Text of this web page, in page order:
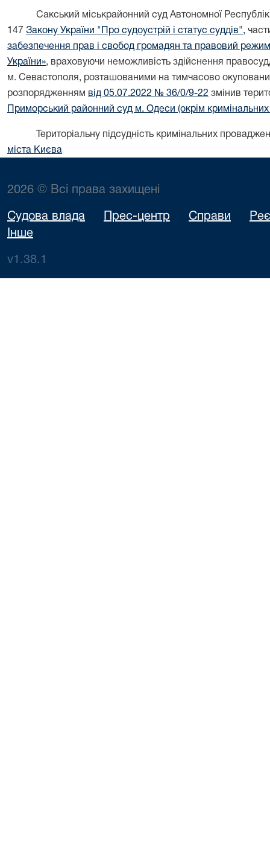
Сакський міськрайонний суд Автономної
147 Закону України "Про судоустрій і статус суддів",
забезпечення прав і свобод громадян та правовий режим
України», враховуючи неможливість здійснення
м. Севастополя, розташованими на тимчасово
розпорядженням від 05.07.2022 № 36/0/9-22 змінив
Приморський районний суд м. Одеси (окрім
Територіальну підсудність кримінальних
міста Києва
2026 © Всі права захищені
Судова влада Прес-центр Справи
Інше
v1.38.1